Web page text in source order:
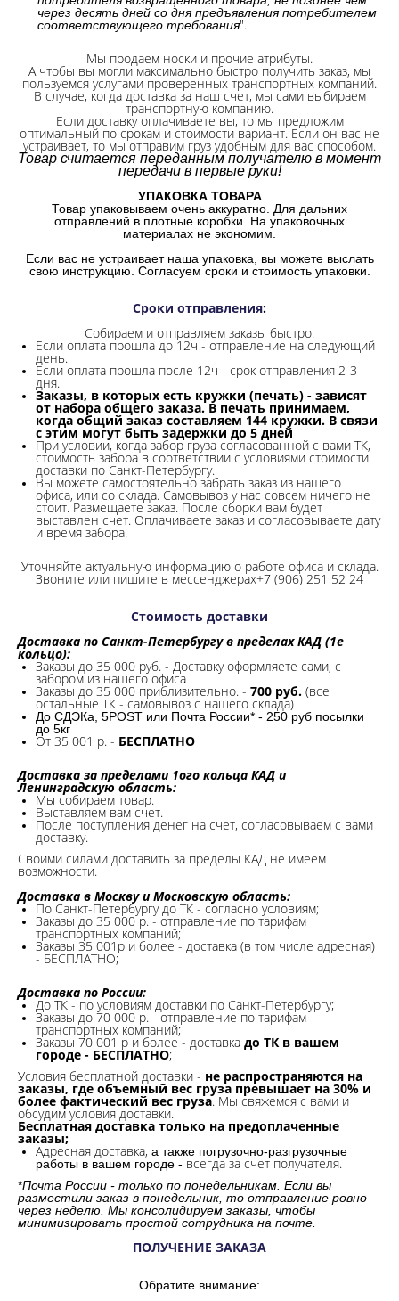
через десять дней со дня предъявления потребителем
соответствующего требования".
Мы продаем носки и прочие атрибуты.
А чтобы вы могли максимально быстро получить заказ, мы
пользуемся услугами проверенных транспортных компаний.
В случае, когда доставка за наш счет, мы сами выбираем
транспортную компанию.
Если доставку оплачиваете вы, то мы предложим
оптимальный по срокам и стоимости вариант. Если он вас не
устраивает, то мы отправим груз удобным для вас способом.
Товар считается переданным получателю в момент
передачи в первые руки!
УПАКОВКА ТОВАРА
Товар упаковываем очень аккуратно. Для дальних
отправлений в плотные коробки. На упаковочных
материалах не экономим.
Если вас не устраивает наша упаковка, вы можете выслать
свою инструкцию. Согласуем сроки и стоимость упаковки.
Сроки отправления:
Собираем и отправляем заказы быстро.
Если оплата прошла до 12ч - отправление на следующий
день.
Если оплата прошла после 12ч - срок отправления 2-3
дня.
Заказы, в которых есть кружки (печать) - зависят
от набора общего заказа. В печать принимаем,
когда общий заказ составляем 144 кружки. В связи
с этим могут быть задержки до 5 дней
При условии, когда забор груза согласованной с вами ТК,
стоимость забора в соответствии с условиями стоимости
доставки по Санкт-Петербургу.
Вы можете самостоятельно забрать заказ из нашего
офиса, или со склада. Самовывоз у нас совсем ничего не
стоит. Размещаете заказ. После сборки вам будет
выставлен счет. Оплачиваете заказ и согласовываете дату
и время забора.
Уточняйте актуальную информацию о работе офиса и склада.
Звоните или пишите в мессенджерах+7 (906) 251 52 24
Стоимость доставки
Доставка по Санкт-Петербургу в пределах КАД (1е
кольцо):
Заказы до 35 000 руб. - Доставку оформляете сами, с
забором из нашего офиса
Заказы до 35 000 приблизительно. - 700 руб. (все
остальные ТК - самовывоз с нашего склада)
До СДЭКа, 5POST или Почта России* - 250 руб посылки
до 5кг
От 35 001 р. - БЕСПЛАТНО
Доставка за пределами 1ого кольца КАД и
Ленинградскую область:
Мы собираем товар.
Выставляем вам счет.
После поступления денег на счет, согласовываем с вами
доставку.
Своими силами доставить за пределы КАД не имеем
возможности.​
Доставка в Москву и Московскую область:
По Санкт-Петербургу до ТК - согласно условиям;
Заказы до 35 000 р. - отправление по тарифам
транспортных компаний;
Заказы 35 001р и более - доставка (в том числе адресная)
- БЕСПЛАТНО;
Доставка по России:
До ТК - по условиям доставки по Санкт-Петербургу;
Заказы до 70 000 р. - отправление по тарифам
транспортных компаний;
Заказы 70 001 р и более - доставка до ТК в вашем
городе - БЕСПЛАТНО;
Условия бесплатной доставки - не распространяются на
заказы, где объемный вес груза превышает на 30% и
более фактический вес груза. Мы свяжемся с вами и
обсудим условия доставки.
Бесплатная доставка только на предоплаченные
заказы;
Адресная доставка, а также погрузочно-разгрузочные
работы в вашем городе - всегда за счет получателя.
*Почта России - только по понедельникам. Если вы
разместили заказ в понедельник, то отправление ровно
через неделю. Мы консолидируем заказы, чтобы
минимизировать простой сотрудника на почте.
ПОЛУЧЕНИЕ ЗАКАЗА
Обратите внимание: